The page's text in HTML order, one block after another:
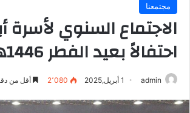
مجتمعنا
الاجتماع السنوي لأسرة
احتفالاً بعيد الفطر 1446هـ
admin 1 أبريل,2025 2٬080 أقل من